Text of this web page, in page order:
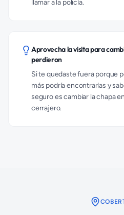
llamar a la policía.
Aprovecha la visita para
perdieron
Si te quedaste fuera porque
más podría encontrarlas y
seguro es cambiar la chapa
cerrajero.